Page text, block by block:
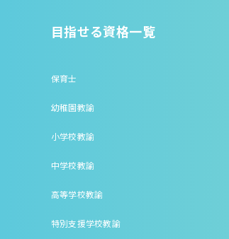
目指せる資格一覧
保育士
幼稚園教諭
小学校教諭
中学校教諭
高等学校教諭
特別支援学校教諭